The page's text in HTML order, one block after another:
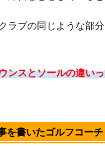
ラブの同じような部
ンスとソールの違い
を書いたゴルフコーチ